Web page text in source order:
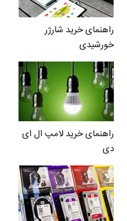
راهنمای خرید شارژر
خورشیدی
راهنمای خرید لامپ ال ای
دی